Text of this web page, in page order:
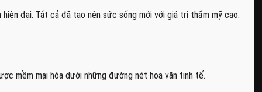
đại. Tất cả đã tạo nên sức sống mới với giá trị thẩm mỹ cao.
mềm mại hóa dưới những đường nét hoa văn tinh tế.